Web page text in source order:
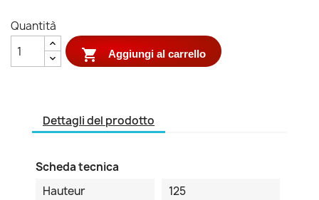
Quantità
 Aggiungi al carrello
Dettagli del prodotto
Scheda tecnica
Hauteur
125